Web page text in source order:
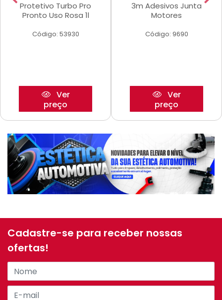
Protetivo Turbo Pro
Pronto Uso Rosa 1l
Código: 53930
Ver
preço
3m Adesivos Junta
Motores
Código: 9690
Ver
preço
Cadastre-se para receber nossas
ofertas!